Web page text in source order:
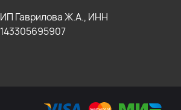
ИП Гаврилова Ж.А., ИНН
143305695907